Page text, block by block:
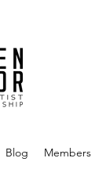
Blog Members